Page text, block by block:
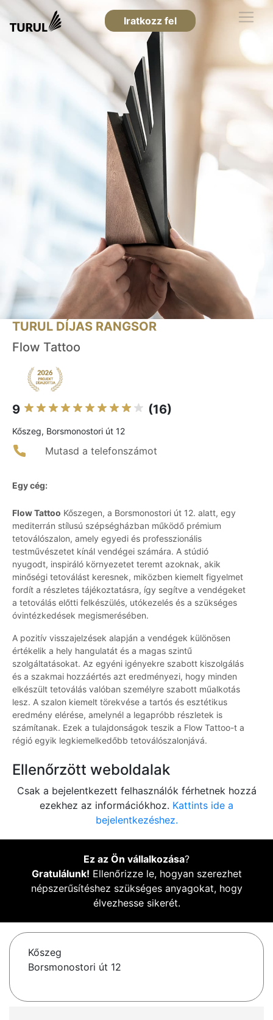
Iratkozz fel
TURUL DÍJAS RANGSOR
Flow Tattoo
9 (16)
Kőszeg, Borsmonostori út 12
Mutasd a telefonszámot
Egy cég:
Flow Tattoo Kőszegen, a Borsmonostori út 12. alatt, egy
mediterrán stílusú szépségházban működő prémium
tetoválószalon, amely egyedi és professzionális
testművészetet kínál vendégei számára. A stúdió
nyugodt, inspiráló környezetet teremt azoknak, akik
minőségi tetoválást keresnek, miközben kiemelt figyelmet
fordít a részletes tájékoztatásra, így segítve a vendégeket
a tetoválás előtti felkészülés, utókezelés és a szükséges
óvintézkedések megismerésében.
A pozitív visszajelzések alapján a vendégek különösen
értékelik a hely hangulatát és a magas szintű
szolgáltatásokat. Az egyéni igényekre szabott kiszolgálás
és a szakmai hozzáértés azt eredményezi, hogy minden
elkészült tetoválás valóban személyre szabott műalkotás
lesz. A szalon kiemelt törekvése a tartós és esztétikus
eredmény elérése, amelynél a legapróbb részletek is
számítanak. Ezek a tulajdonságok teszik a Flow Tattoo-t a
régió egyik legkiemelkedőbb tetoválószalonjává.
Ellenőrzött weboldalak
Csak a bejelentkezett felhasználók férhetnek hozzá
ezekhez az információkhoz. Kattints ide a
bejelentkezéshez.
Ez az Ön vállalkozása?
Gratulálunk! Ellenőrizze le, hogyan szerezhet
népszerűsítéshez szükséges anyagokat, hogy
élvezhesse sikerét.
Kőszeg
Borsmonostori út 12